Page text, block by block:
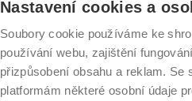
Vysoké
učení
technické
v
Nastavení cookies a
Soubory cookie používáme ke
používání webu, zajištění
přizpůsobení obsahu a reklam. Se
platformám některé osobní údaje